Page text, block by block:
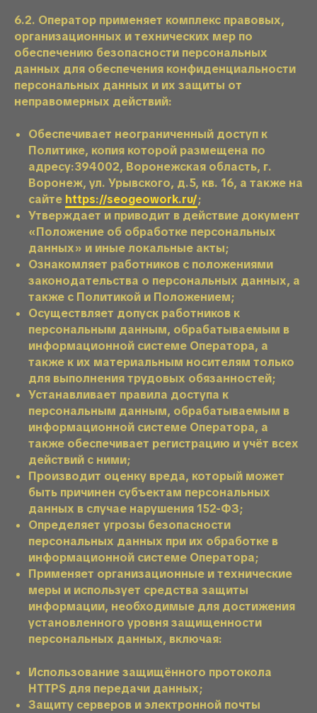
6.2. Оператор применяет комплекс правовых,
организационных и технических мер по
обеспечению безопасности персональных
данных для обеспечения конфиденциальности
персональных данных и их защиты от
неправомерных действий:
Обеспечивает неограниченный доступ к
Политике, копия которой размещена по
адресу:394002, Воронежская область, г.
Воронеж, ул. Урывского, д.5, кв. 16, а также на
сайте https://seogeowork.ru/;
Утверждает и приводит в действие документ
«Положение об обработке персональных
данных» и иные локальные акты;
Ознакомляет работников с положениями
законодательства о персональных данных, а
также с Политикой и Положением;
Осуществляет допуск работников к
персональным данным, обрабатываемым в
информационной системе Оператора, а
также к их материальным носителям только
для выполнения трудовых обязанностей;
Устанавливает правила доступа к
персональным данным, обрабатываемым в
информационной системе Оператора, а
также обеспечивает регистрацию и учёт всех
действий с ними;
Производит оценку вреда, который может
быть причинен субъектам персональных
данных в случае нарушения 152-ФЗ;
Определяет угрозы безопасности
персональных данных при их обработке в
информационной системе Оператора;
Применяет организационные и технические
меры и использует средства защиты
информации, необходимые для достижения
установленного уровня защищенности
персональных данных, включая:
Использование защищённого протокола
HTTPS для передачи данных;
Защиту серверов и электронной почты